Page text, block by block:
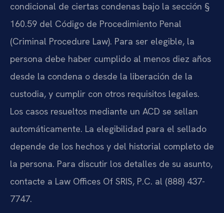
condicional de ciertas condenas bajo la sección §
160.59 del Código de Procedimiento Penal
(Criminal Procedure Law). Para ser elegible, la
persona debe haber cumplido al menos diez años
desde la condena o desde la liberación de la
custodia, y cumplir con otros requisitos legales.
Los casos resueltos mediante un ACD se sellan
automáticamente. La elegibilidad para el sellado
depende de los hechos y del historial completo de
la persona. Para discutir los detalles de su asunto,
contacte a Law Offices Of SRIS, P.C. al (888) 437-
7747.